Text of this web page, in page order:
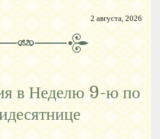
2 августа, 2026
в Неделю 9-ю по